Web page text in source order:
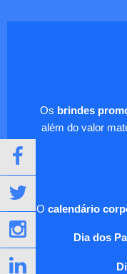
Os brindes
além do valor
O calendário
Dia dos